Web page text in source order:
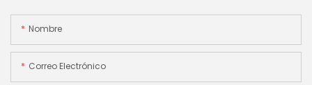
Nombre
Correo Electrónico